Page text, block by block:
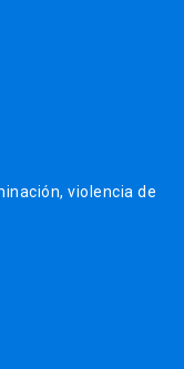
violencia de